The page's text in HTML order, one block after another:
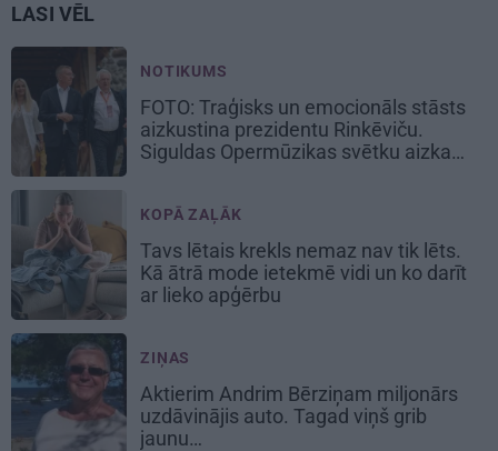
LASI VĒL
NOTIKUMS
FOTO: Traģisks un emocionāls stāsts
aizkustina prezidentu Rinkēviču.
Siguldas Opermūzikas svētku aizkadri
KOPĀ ZAĻĀK
Tavs lētais krekls nemaz nav tik lēts.
Kā ātrā mode ietekmē vidi un ko darīt
ar lieko apģērbu
ZIŅAS
Aktierim Andrim Bērziņam miljonārs
uzdāvinājis auto. Tagad viņš grib
jaunu…